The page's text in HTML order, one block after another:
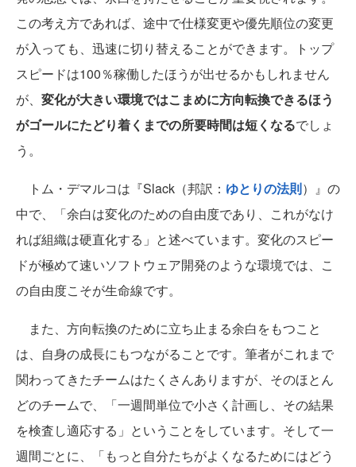
この考え方であれば、途中で仕様変更や優先順位の変更
が入っても、迅速に切り替えることができます。トップ
スピードは100％稼働したほうが出せるかもしれません
が、 変化が大きい環境ではこまめに方向転換できるほう
がゴールにたどり着くまでの所要時間は短くなるでしょ
う。
トム・デマルコは『Slack（邦訳： ゆとりの法則）』の
中で、「余白は変化のための自由度であり、これがなけ
れば組織は硬直化する」と述べています。変化のスピー
ドが極めて速いソフトウェア開発のような環境では、こ
の自由度こそが生命線です。
また、方向転換のために立ち止まる余白をもつこと
は、自身の成長にもつながることです。筆者がこれまで
関わってきたチームはたくさんありますが、そのほとん
どのチームで、「一週間単位で小さく計画し、その結果
を検査し適応する」ということをしています。そして一
週間ごとに、「もっと自分たちがよくなるためにはどう